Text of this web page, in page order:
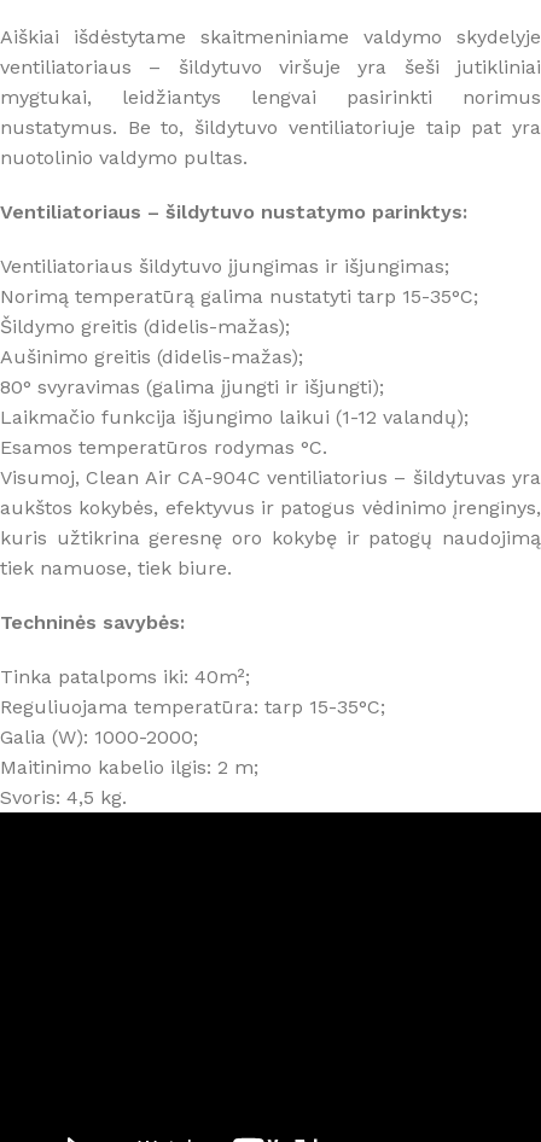
Aiškiai išdėstytame skaitmeniniame valdymo skydelyje
ventiliatoriaus – šildytuvo viršuje yra šeši jutikliniai
mygtukai, leidžiantys lengvai pasirinkti norimus
nustatymus. Be to, šildytuvo ventiliatoriuje taip pat yra
nuotolinio valdymo pultas.
Ventiliatoriaus – šildytuvo nustatymo parinktys:
Ventiliatoriaus šildytuvo įjungimas ir išjungimas;
Norimą temperatūrą galima nustatyti tarp 15-35°C;
Šildymo greitis (didelis-mažas);
Aušinimo greitis (didelis-mažas);
80° svyravimas (galima įjungti ir išjungti);
Laikmačio funkcija išjungimo laikui (1-12 valandų);
Esamos temperatūros rodymas °C.
Visumoj, Clean Air CA-904C ventiliatorius – šildytuvas yra
aukštos kokybės, efektyvus ir patogus vėdinimo įrenginys,
kuris užtikrina geresnę oro kokybę ir patogų naudojimą
tiek namuose, tiek biure.
Techninės savybės:
Tinka patalpoms iki: 40m²;
Reguliuojama temperatūra: tarp 15-35°C;
Galia (W): 1000-2000;
Maitinimo kabelio ilgis: 2 m;
Svoris: 4,5 kg.